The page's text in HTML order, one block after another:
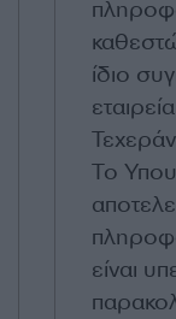
ίδιο
Το
είναι